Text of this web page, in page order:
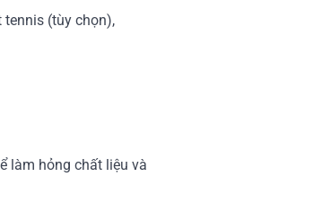
(tùy chọn),
làm hỏng chất liệu và